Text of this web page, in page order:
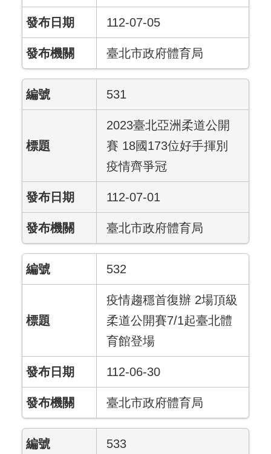
112-07-05
臺北市政府體育局
531
2023臺北亞洲柔道公開
賽 18國173位好手揮別
疫情齊爭冠
112-07-01
臺北市政府體育局
532
疫情趨穩首復辦 2場頂級
柔道公開賽7/1起臺北體
育館登場
112-06-30
臺北市政府體育局
533